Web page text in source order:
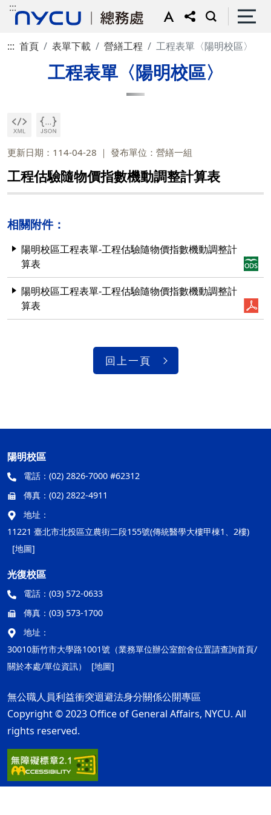
:::
::: 首頁 表單下載 營繕工程 工程表單〈陽明校區〉
工程表單〈陽明校區〉
更新日期：114-04-28 發布單位：營繕一組
工程估驗隨物價指數機動調整計算表
相關附件：
陽明校區工程表單-工程估驗隨物價指數機動調整計
算表
陽明校區工程表單-工程估驗隨物價指數機動調整計
算表
回上一頁
陽明校區
電話： (02) 2826-7000 #62312
傳真： (02) 2822-4911
地址：
11221 臺北市北投區立農街二段155號(傳統醫學大樓甲棟1、2樓)
[地圖]
光復校區
電話： (03) 572-0633
傳真： (03) 573-1700
地址：
30010新竹市大學路1001號（業務單位辦公室館舍位置請查詢首頁/
關於本處/單位資訊）
[地圖]
無公職人員利益衝突迴避法身分關係公開專區
Copyright © 2023 Office of General Affairs, NYCU. All
rights reserved.